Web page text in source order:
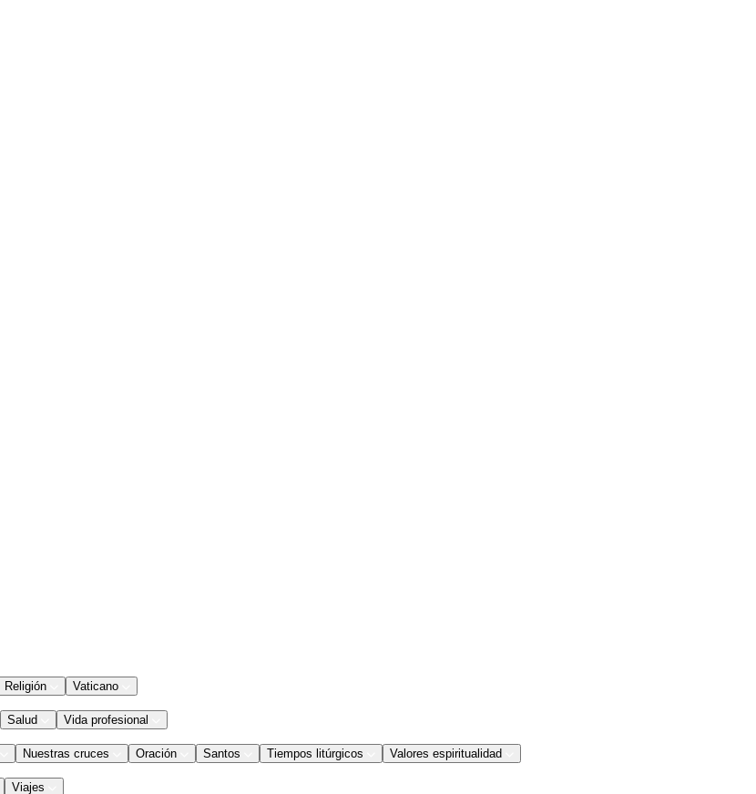
Religión Vaticano
Salud Vida profesional
Nuestras cruces Oración Santos Tiempos litúrgicos Valores espiritualidad
Viajes